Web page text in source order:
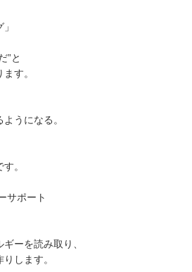
”と
す。
うになる。
。
サポート
ーを読み取り、
します。